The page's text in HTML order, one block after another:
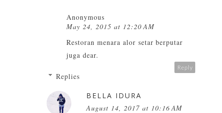
Anonymous
May 24, 2015 at 12:20 AM
Restoran menara alor setar berputar
juga dear.
Reply
Replies
BELLA IDURA
August 14, 2017 at 10:16 AM